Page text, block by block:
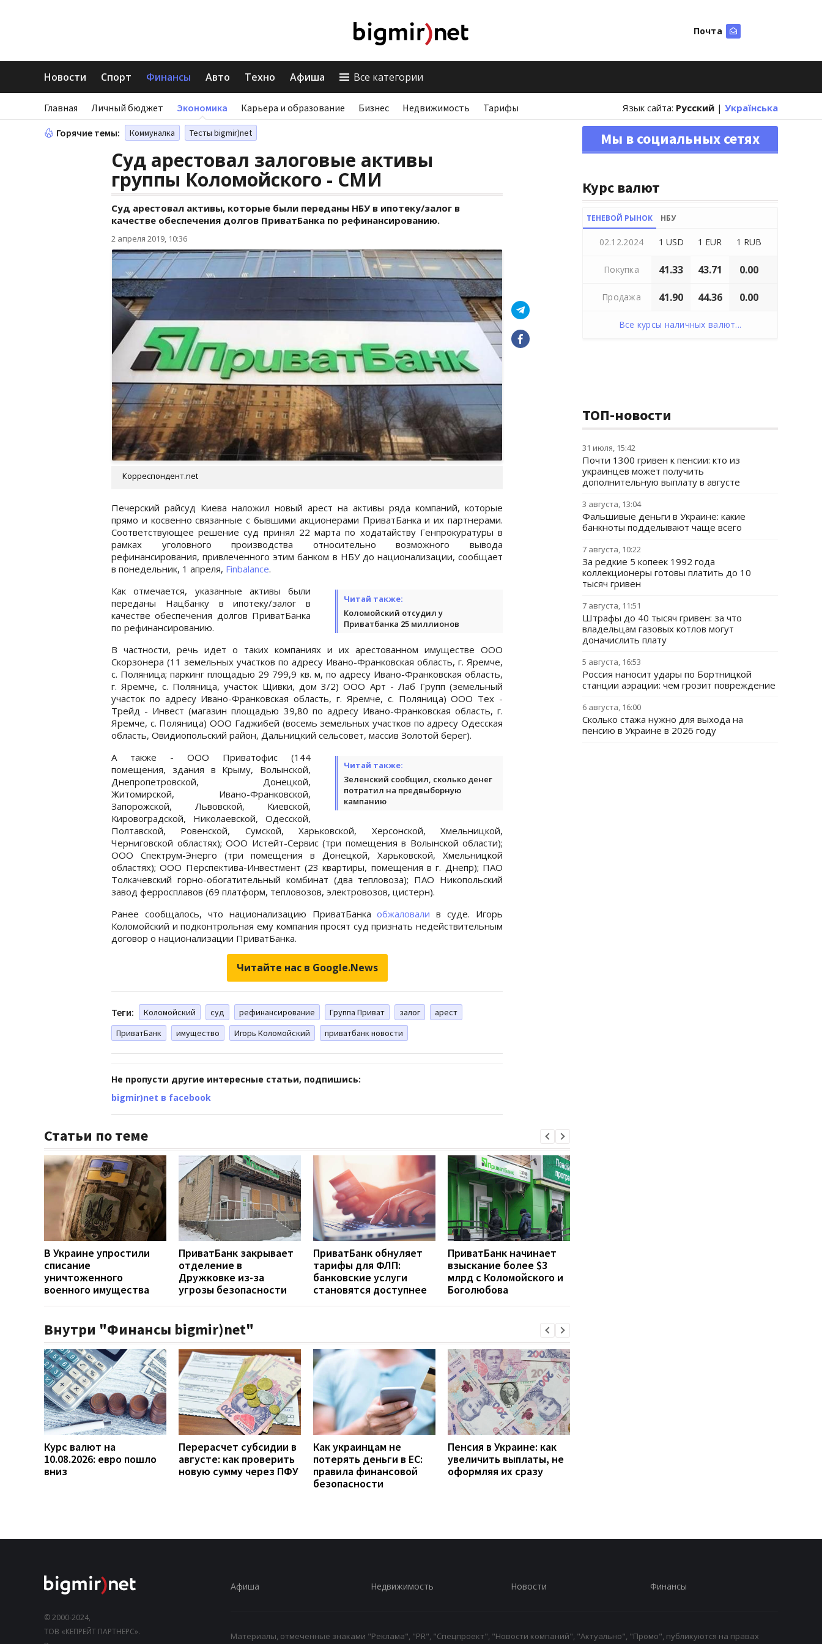
Почта
Новости Спорт Финансы Авто Техно Афиша Все категории
Главная Личный бюджет Экономика Карьера и образование Бизнес Недвижимость Тарифы Язык сайта: Русский | Українська
Горячие темы: Коммуналка Тесты bigmir)net
Суд арестовал залоговые активы
группы Коломойского - СМИ
Суд арестовал активы, которые были переданы НБУ в ипотеку/залог в
качестве обеспечения долгов ПриватБанка по рефинансированию.
2 апреля 2019, 10:36
Корреспондент.net
Печерский райсуд Киева наложил новый арест на активы ряда компаний, которые
прямо и косвенно связанные с бывшими акционерами ПриватБанка и их партнерами.
Соответствующее решение суд принял 22 марта по ходатайству Генпрокуратуры в
рамках уголовного производства относительно возможного вывода
рефинансирования, привлеченного этим банком в НБУ до национализации, сообщает
в понедельник, 1 апреля, Finbalance.
Читай также:
Коломойский отсудил у
Приватбанка 25 миллионов
Как отмечается, указанные активы были
переданы Нацбанку в ипотеку/залог в
качестве обеспечения долгов ПриватБанка
по рефинансированию.
В частности, речь идет о таких компаниях и их арестованном имуществе ООО
Скорзонера (11 земельных участков по адресу Ивано-Франковская область, г. Яремче,
с. Поляница; паркинг площадью 29 799,9 кв. м, по адресу Ивано-Франковская область,
г. Яремче, с. Поляница, участок Щивки, дом 3/2) ООО Арт - Лаб Групп (земельный
участок по адресу Ивано-Франковская область, г. Яремче, с. Поляница) ООО Тех -
Трейд - Инвест (магазин площадью 39,80 по адресу Ивано-Франковская область, г.
Яремче, с. Поляница) ООО Гаджибей (восемь земельных участков по адресу Одесская
область, Овидиопольский район, Дальницкий сельсовет, массив Золотой берег).
Читай также:
Зеленский сообщил, сколько денег
потратил на предвыборную
кампанию
А также - ООО Приватофис (144
помещения, здания в Крыму, Волынской,
Днепропетровской, Донецкой,
Житомирской, Ивано-Франковской,
Запорожской, Львовской, Киевской,
Кировоградской, Николаевской, Одесской,
Полтавской, Ровенской, Сумской, Харьковской, Херсонской, Хмельницкой,
Черниговской областях); ООО Истейт-Сервис (три помещения в Волынской области);
ООО Спектрум-Энерго (три помещения в Донецкой, Харьковской, Хмельницкой
областях); ООО Перспектива-Инвестмент (23 квартиры, помещения в г. Днепр); ПАО
Толкачевский горно-обогатительный комбинат (два тепловоза); ПАО Никопольский
завод ферросплавов (69 платформ, тепловозов, электровозов, цистерн).
Ранее сообщалось, что национализацию ПриватБанкаобжаловали в суде. Игорь
Коломойский и подконтрольная ему компания просят суд признать недействительным
договор о национализации ПриватБанка.
Читайте нас в Google.News
Теги: Коломойский суд рефинансирование Группа Приват залог
арест
ПриватБанк
имущество Игорь Коломойский приватбанк новости
Не пропусти другие интересные статьи, подпишись:
bigmir)net в facebook
Статьи по теме
В Украине упростили
списание
уничтоженного
военного имущества
ПриватБанк закрывает
отделение в
Дружковке из-за
угрозы безопасности
ПриватБанк обнуляет
тарифы для ФЛП:
банковские услуги
становятся доступнее
ПриватБанк начинает
взыскание более $3
млрд с Коломойского и
Боголюбова
Внутри "Финансы bigmir)net"
Курс валют на
10.08.2026: евро пошло
вниз
Перерасчет субсидии в
августе: как проверить
новую сумму через ПФУ
Как украинцам не
потерять деньги в ЕС:
правила финансовой
безопасности
Пенсия в Украине: как
увеличить выплаты, не
оформляя их сразу
Мы в социальных сетях
Курс валют
ТЕНЕВОЙ РЫНОК НБУ
02.12.2024 1 USD 1 EUR 1 RUB
Покупка 41.33 43.71 0.00
Продажа 41.90 44.36 0.00
Все курсы наличных валют...
ТОП-новости
31 июля, 15:42
Почти 1300 гривен к пенсии: кто из
украинцев может получить
дополнительную выплату в августе
3 августа, 13:04
Фальшивые деньги в Украине: какие
банкноты подделывают чаще всего
7 августа, 10:22
За редкие 5 копеек 1992 года
коллекционеры готовы платить до 10
тысяч гривен
7 августа, 11:51
Штрафы до 40 тысяч гривен: за что
владельцам газовых котлов могут
доначислить плату
5 августа, 16:53
Россия наносит удары по Бортницкой
станции аэрации: чем грозит повреждение
6 августа, 16:00
Сколько стажа нужно для выхода на
пенсию в Украине в 2026 году
© 2000-2024,
ТОВ «КЕПРЕЙТ ПАРТНЕРС».
Афиша Недвижимость Новости Финансы
Материалы, отмеченные знаками "Реклама", "PR", "Спецпроект", "Новости компаний", "Актуально", "Промо", публикуются на правах